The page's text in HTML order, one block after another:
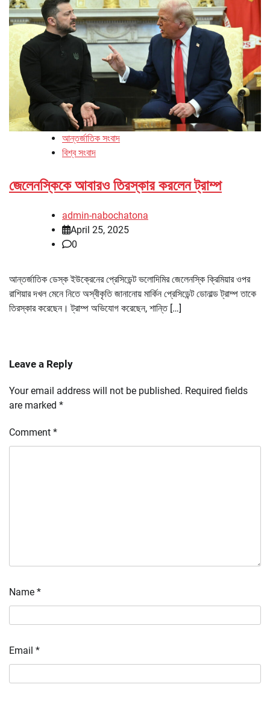
আন্তর্জাতিক সংবাদ
বিশ্ব সংবাদ
জেলেনস্কিকে আবারও তিরস্কার করলেন ট্রাম্প
admin-nabochatona
April 25, 2025
0
আন্তর্জাতিক ডেস্ক ইউক্রেনের প্রেসিডেন্ট ভলোদিমির জেলেনস্কি ক্রিমিয়ার ওপর
রাশিয়ার দখল মেনে নিতে অস্বীকৃতি জানানোয় মার্কিন প্রেসিডেন্ট ডোনাল্ড ট্রাম্প তাকে
তিরস্কার করেছেন। ট্রাম্প অভিযোগ করেছেন, শান্তি […]
Leave a Reply
Your email address will not be published. Required fields
are marked *
Comment *
Name *
Email *